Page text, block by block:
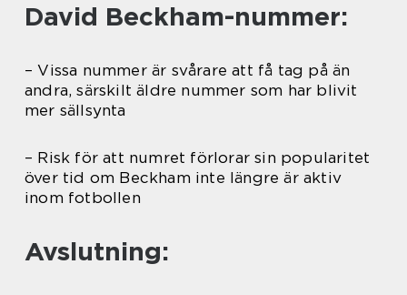
David Beckham-nummer:
– Vissa nummer är svårare att få tag på än
andra, särskilt äldre nummer som har blivit
mer sällsynta
– Risk för att numret förlorar sin popularitet
över tid om Beckham inte längre är aktiv
inom fotbollen
Avslutning: